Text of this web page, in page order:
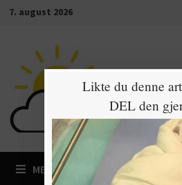
Gå7. august 2026
MENY
Likte du denne
DEL den